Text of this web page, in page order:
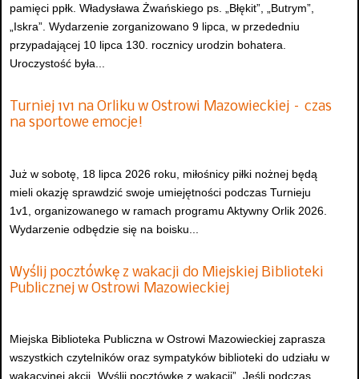
pamięci ppłk. Władysława Żwańskiego ps. „Błękit”, „Butrym”,
„Iskra”. Wydarzenie zorganizowano 9 lipca, w przededniu
przypadającej 10 lipca 130. rocznicy urodzin bohatera.
Uroczystość była...
Turniej 1v1 na Orliku w Ostrowi Mazowieckiej – czas
na sportowe emocje!
Już w sobotę, 18 lipca 2026 roku, miłośnicy piłki nożnej będą
mieli okazję sprawdzić swoje umiejętności podczas Turnieju
1v1, organizowanego w ramach programu Aktywny Orlik 2026.
Wydarzenie odbędzie się na boisku...
Wyślij pocztówkę z wakacji do Miejskiej Biblioteki
Publicznej w Ostrowi Mazowieckiej
Miejska Biblioteka Publiczna w Ostrowi Mazowieckiej zaprasza
wszystkich czytelników oraz sympatyków biblioteki do udziału w
wakacyjnej akcji „Wyślij pocztówkę z wakacji”. Jeśli podczas